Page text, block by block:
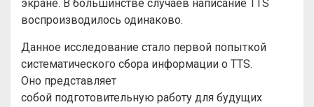
экране. В большинстве случаев написание TTS
воспроизводилось одинаково.
Данное исследование стало первой попыткой
систематического сбора информации о TTS.
Оно представляет
собой подготовительную работу для будущих